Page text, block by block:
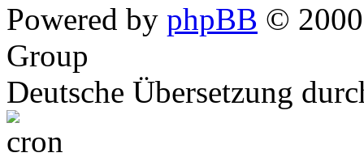
Powered by phpBB ©
Group
Deutsche Übersetzung